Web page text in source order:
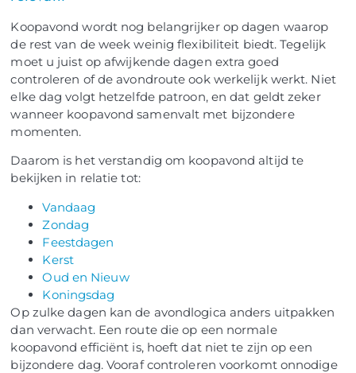
Koopavond wordt nog belangrijker op dagen waarop
de rest van de week weinig flexibiliteit biedt. Tegelijk
moet u juist op afwijkende dagen extra goed
controleren of de avondroute ook werkelijk werkt. Niet
elke dag volgt hetzelfde patroon, en dat geldt zeker
wanneer koopavond samenvalt met bijzondere
momenten.
Daarom is het verstandig om koopavond altijd te
bekijken in relatie tot:
Vandaag
Zondag
Feestdagen
Kerst
Oud en Nieuw
Koningsdag
Op zulke dagen kan de avondlogica anders uitpakken
dan verwacht. Een route die op een normale
koopavond efficiënt is, hoeft dat niet te zijn op een
bijzondere dag. Vooraf controleren voorkomt onnodige